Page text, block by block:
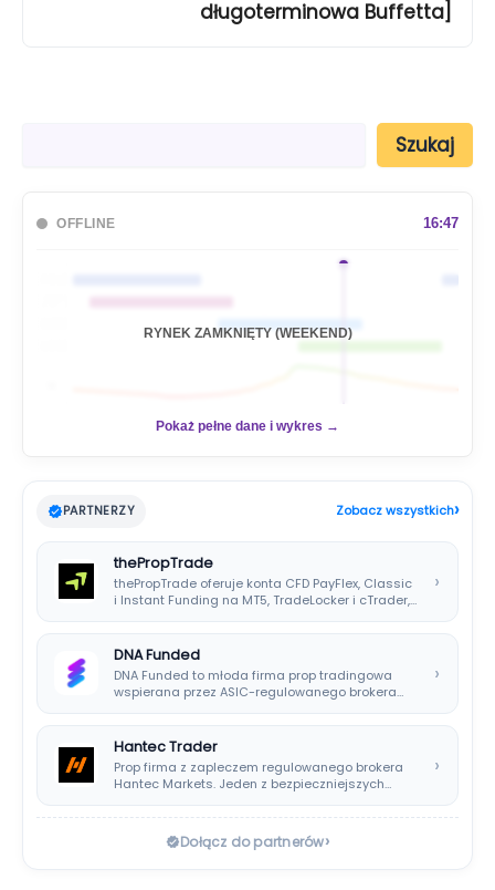
długoterminowa Buffetta]
Szukaj
OFFLINE 16:47
RYNEK ZAMKNIĘTY (WEEKEND)
Pokaż pełne dane i wykres →
PARTNERZY Zobacz wszystkich›
thePropTrade
thePropTrade oferuje konta CFD PayFlex, Classic
i Instant Funding na MT5, TradeLocker i cTrader,…
›
DNA Funded
DNA Funded to młoda firma prop tradingowa
wspierana przez ASIC-regulowanego brokera
›
Hantec Trader
Prop firma z zapleczem regulowanego brokera
Hantec Markets. Jeden z bezpieczniejszych
›
Dołącz do partnerów›